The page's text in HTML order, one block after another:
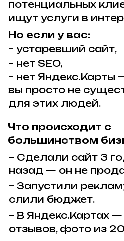
потенциальных
ищут услуги в
Но если у вас:
– устаревший сайт,
– нет SEO,
– нет Яндекс.Карты
вы просто не
для этих людей.
– В Яндекс.Картах
отзывов, фото из
– Запустили
слили бюджет.
– Сделали сайт 3
назад — он не
Что происходит с
большинством